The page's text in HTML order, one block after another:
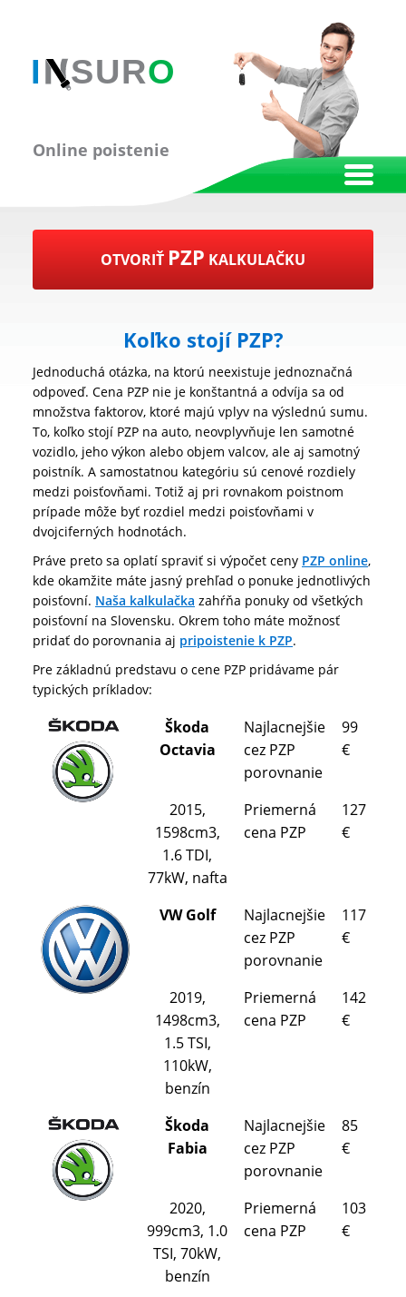
Online poistenie
OTVORIŤ PZP KALKULAČKU
Koľko stojí PZP?
Jednoduchá otázka, na ktorú neexistuje jednoznačná
odpoveď. Cena PZP nie je konštantná a odvíja sa od
množstva faktorov, ktoré majú vplyv na výslednú sumu.
To, koľko stojí PZP na auto, neovplyvňuje len samotné
vozidlo, jeho výkon alebo objem valcov, ale aj samotný
poistník. A samostatnou kategóriu sú cenové rozdiely
medzi poisťovňami. Totiž aj pri rovnakom poistnom
prípade môže byť rozdiel medzi poisťovňami v
dvojciferných hodnotách.
Práve preto sa oplatí spraviť si výpočet ceny PZP online,
kde okamžite máte jasný prehľad o ponuke jednotlivých
poisťovní. Naša kalkulačka zahŕňa ponuky od všetkých
poisťovní na Slovensku. Okrem toho máte možnosť
pridať do porovnania aj pripoistenie k PZP.
Pre základnú predstavu o cene PZP pridávame pár
typických príkladov:
Škoda
Octavia
Najlacnejšie
cez PZP
porovnanie
99
€
2015,
1598cm3,
1.6 TDI,
77kW, nafta
Priemerná
cena PZP
127
€
VW Golf
Najlacnejšie
cez PZP
porovnanie
117
€
2019,
1498cm3,
1.5 TSI,
110kW,
benzín
Priemerná
cena PZP
142
€
Škoda
Fabia
Najlacnejšie
cez PZP
porovnanie
85
€
2020,
999cm3, 1.0
TSI, 70kW,
benzín
Priemerná
cena PZP
103
€